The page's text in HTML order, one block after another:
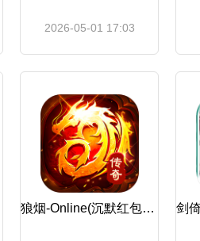
2026-05-01 17:03
狼烟-Online(沉默红包版)